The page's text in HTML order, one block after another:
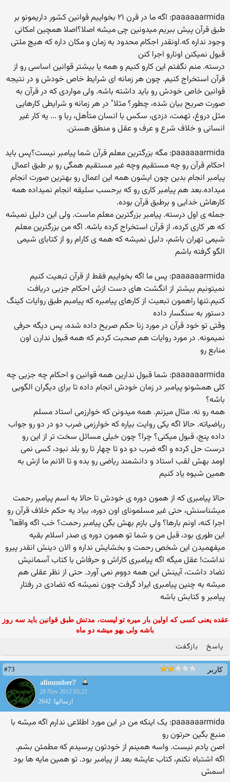
paaaaaarmida: اگه ما در قرن ۲۱ بخواییم قوانین کشور داریمونو بر
طبق قرآن پیش ببریم میدونین چی میشه اصلا؟اصلا همچین امکانی
وجود نداره که.اونقدر اجکام محدود به زمان و مکان داره که هیچ ملتی
قبول نمیکنن اونارو اجرا کنن
درسته. منم نگفتم این کارو کنیم و همه یا بیشتر قوانین اساسی رو از
قرآن استخراج کنیم. چون هر زمانه ای شرایط خاص خودش و در نتیجه
قوانین خاص خودش رو باید داشته باشه. ولی مواردی که در قرآن به
صورت صریح بیان شده، چطور؟ مثلا" در هر زمانه و شرایطی کارهایی
مثل دروغ، تهمت، دزدی، سکس با انسان متأهل، ربا و ... یه کار غیر
انسانی و خلاف شرع و عرف و عقل و منطق هستن.
paaaaaarmida: مگه بزرگترین معلم قرآن شما پیامبر نیست؟پس باید
احکام قرآن رو چه مستقیم وچه غیر مستقیم همگی رو بر طبق اعمال
پیامبر انجام بدین چون ایشون همه این اعمال رو بهترین صورت انجام
میداده.بعد هم پیامبر کاری رو که برحسب سلیقه انجام نمیداده همه
کارهاش خدایی و برطبق قرآن بوده.
جمله ی اول درسته. پیامبر بزرگترین معلم ماست. ولی این دلیل نمیشه
که هر کاری کرده، از قرآن استخراج کرده باشه. اگه من بزرگترین معلم
شیمی تهران باشم، دلیل نمیشه که همه ی کارام رو از کتابای شیمی
الگو گرفته باشم
paaaaaarmida: پس ما اگه بخواییم فقط از قرآن تبعیت کنیم
نمیتونیم بیشتر از انگشت های دست ازش احکام جزیی دریافت
کنیم.تنها راهمون تبعیت از کارهای پیامبره که پیامبم طبق روایات کینگ
دستور به سنگسار داده
وقتی تو خود قرآن در مورد زنا حکم صریح داده شده، پس دیگه حرفی
نمیمونه. در مورد روایات هم صحبت کردم که همه قبول ندارن اون
منابع رو
paaaaaarmida: شما قبول ندارین همه قوانین و احکام چه جزیی چه
کلی همشونو پیامبر در زمان خودش انجام داده تا برای دیگران الگویی
باشه؟
همه رو نه. مثال میزنم. همه میدونن که خوارزمی استاد مسلم
ریاضیاته. حالا اگه یکی روایت بیاره که خوارزمی ضرب دو در دو رو جواب
داده پنج، قبول میکنی؟ چرا؟ چون خیلی مسائل سخت تر از این رو
درست حل کرده و اگه ضرب دو دو تا چهار تا رو بلد نبود، کسی نمی
اومد بهش لقب استاد و دانشمند ریاضی رو بده و تا الانم ما ازش به
همین شیوه یاد کنیم
حالا پیامبری که از همون دوره ی خودش تا حالا به اسم پیامبر رحمت
میشناسنش، حتی غیر مسلمونای اون دوره، بیاد یه حکم خلاف قرآن رو
اجرا کنه، اونم بارها؟ ولی بازم بهش بگن پیامبر رحمت؟ خب اگه واقعا"
این طوری بود، قبل من و شما تو همون دوره ی صدر اسلام بقیه
میفهمیدن این شخص رحمت و بخشایش نداره و الان دینش انقدر پیرو
نداشت! عقل میگه اگه پیامبری کاراش و حرفاش با کتاب آسمانیش
تضاد داشت، آیینش این همه دووم نمی آورد. حتی از نظر عقلی هم
میشه به چنین پیامبری ایراد گرفت چون نمیشه که تضادی در رفتار
پیامبر و کتابش باشه
عقده یعنی کسی که اولین بار میره تو لیست، مدتش طبق قوانین باید سه روز
باشه ولی یهو میشه دو ماه
پاسخ بازگفت
کاربر
#73
alinumber7
28 Nov 2012 03:22
ارسالها: 2642
paaaaaarmida: یک اینکه من در این مورد اطلاعی ندارم اگه میشه با
منبع بگین حرتون رو
اصن یادم نیست. واسه همینم از خودتون پرسیدم که مطمئن بشم.
اگه اشتباه نکنم، کتاب عایشه بعد از پیامبر بود. تو همین مایه ها بود
اسمش